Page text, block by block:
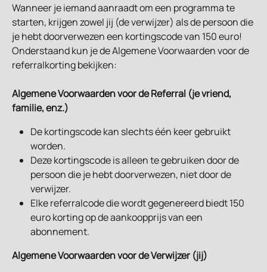
Wanneer je iemand aanraadt om een programma te
starten, krijgen zowel jij (de verwijzer) als de persoon die
je hebt doorverwezen een kortingscode van 150 euro!
Onderstaand kun je de Algemene Voorwaarden voor de
referralkorting bekijken:
Algemene Voorwaarden voor de Referral (je vriend,
familie, enz.)
De kortingscode kan slechts één keer gebruikt
worden.
Deze kortingscode is alleen te gebruiken door de
persoon die je hebt doorverwezen, niet door de
verwijzer.
Elke referralcode die wordt gegenereerd biedt 150
euro korting op de aankoopprijs van een
abonnement.
Algemene Voorwaarden voor de Verwijzer (jij)